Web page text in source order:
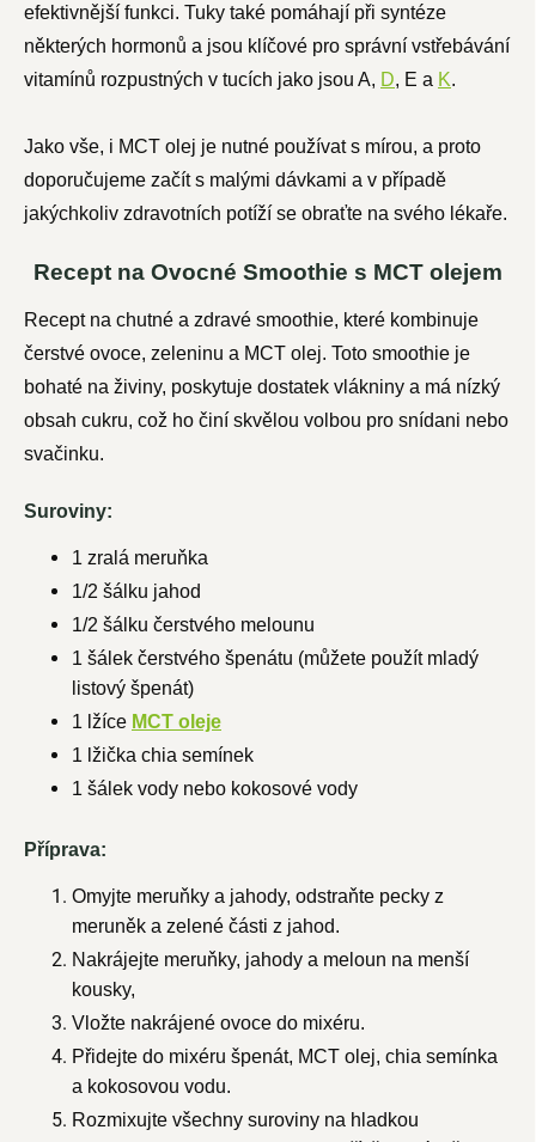
efektivnější funkci. Tuky také pomáhají při syntéze
některých hormonů a jsou klíčové pro správní vstřebávání
vitamínů rozpustných v tucích jako jsou A, D, E a K.
Jako vše, i MCT olej je nutné používat s mírou, a proto
doporučujeme začít s malými dávkami a v případě
jakýchkoliv zdravotních potíží se obraťte na svého lékaře.
Recept na Ovocné Smoothie s MCT olejem
Recept na chutné a zdravé smoothie, které kombinuje
čerstvé ovoce, zeleninu a MCT olej. Toto smoothie je
bohaté na živiny, poskytuje dostatek vlákniny a má nízký
obsah cukru, což ho činí skvělou volbou pro snídani nebo
svačinku.
Suroviny:
1 zralá meruňka
1/2 šálku jahod
1/2 šálku čerstvého melounu
1 šálek čerstvého špenátu (můžete použít mladý
listový špenát)
1 lžíce MCT oleje
1 lžička chia semínek
1 šálek vody nebo kokosové vody
Příprava:
Omyjte meruňky a jahody, odstraňte pecky z
meruněk a zelené části z jahod.
Nakrájejte meruňky, jahody a meloun na menší
kousky,
Vložte nakrájené ovoce do mixéru.
Přidejte do mixéru špenát, MCT olej, chia semínka
a kokosovou vodu.
Rozmixujte všechny suroviny na hladkou